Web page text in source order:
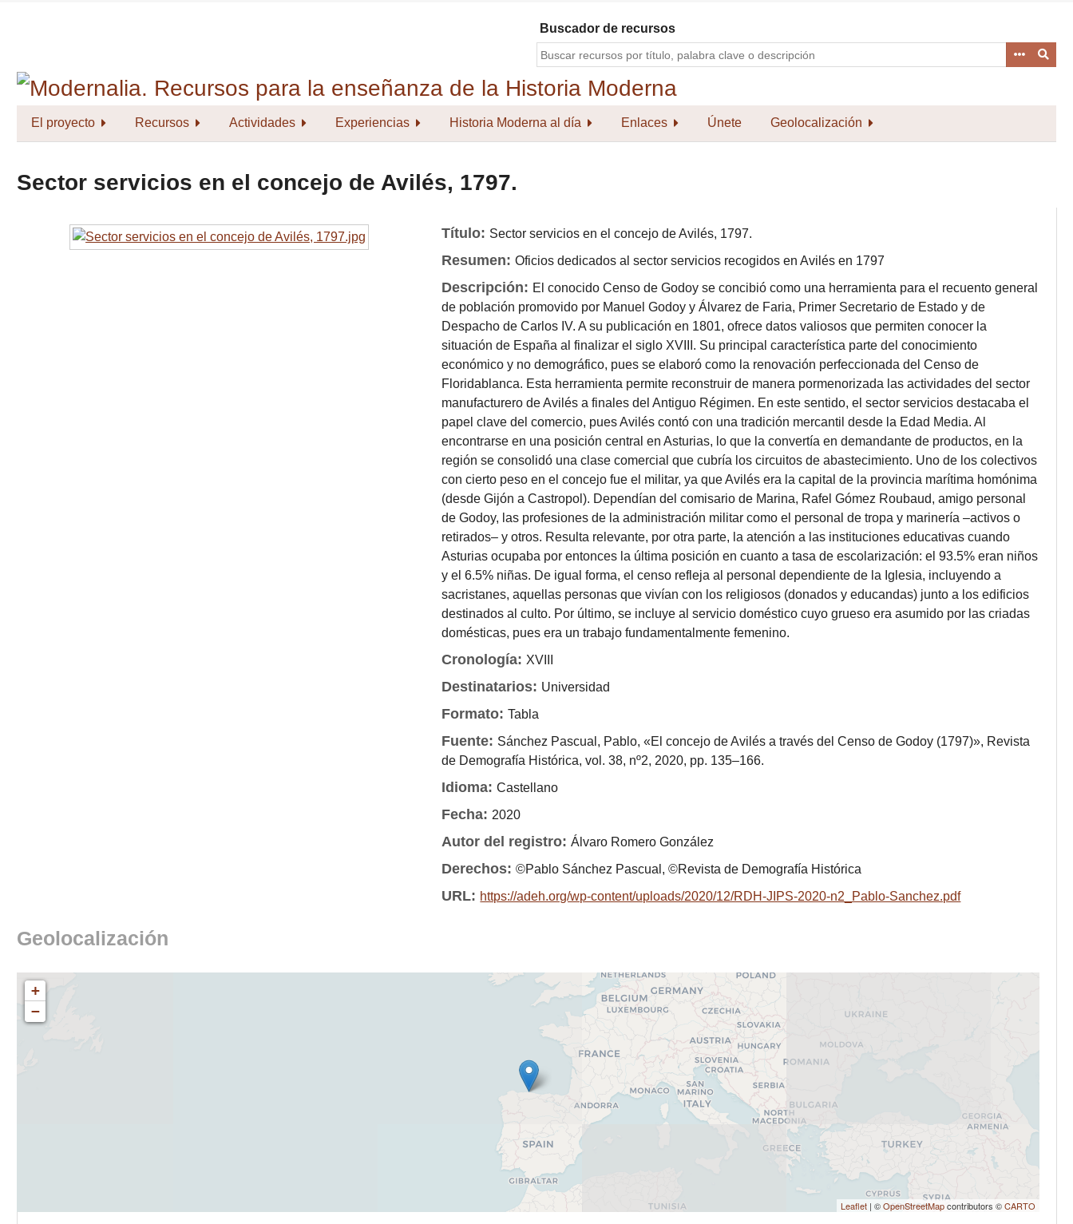
Buscador de recursos
El proyecto Recursos Actividades Experiencias Historia Moderna al día Enlaces Únete Geolocalización
Sector servicios en el concejo de Avilés, 1797.
Título: Sector servicios en el concejo de Avilés, 1797.
Resumen:Oficios dedicados al sector servicios recogidos en Avilés en 1797
Descripción: El conocido Censo de Godoy se concibió como una herramienta para el recuento general
de población promovido por Manuel Godoy y Álvarez de Faria, Primer Secretario de Estado y de
Despacho de Carlos IV. A su publicación en 1801, ofrece datos valiosos que permiten conocer la
situación de España al finalizar el siglo XVIII. Su principal característica parte del conocimiento
económico y no demográfico, pues se elaboró como la renovación perfeccionada del Censo de
Floridablanca. Esta herramienta permite reconstruir de manera pormenorizada las actividades del sector
manufacturero de Avilés a finales del Antiguo Régimen. En este sentido, el sector servicios destacaba el
papel clave del comercio, pues Avilés contó con una tradición mercantil desde la Edad Media. Al
encontrarse en una posición central en Asturias, lo que la convertía en demandante de productos, en la
región se consolidó una clase comercial que cubría los circuitos de abastecimiento. Uno de los colectivos
con cierto peso en el concejo fue el militar, ya que Avilés era la capital de la provincia marítima homónima
(desde Gijón a Castropol). Dependían del comisario de Marina, Rafel Gómez Roubaud, amigo personal
de Godoy, las profesiones de la administración militar como el personal de tropa y marinería –activos o
retirados– y otros. Resulta relevante, por otra parte, la atención a las instituciones educativas cuando
Asturias ocupaba por entonces la última posición en cuanto a tasa de escolarización: el 93.5% eran niños
y el 6.5% niñas. De igual forma, el censo refleja al personal dependiente de la Iglesia, incluyendo a
sacristanes, aquellas personas que vivían con los religiosos (donados y educandas) junto a los edificios
destinados al culto. Por último, se incluye al servicio doméstico cuyo grueso era asumido por las criadas
domésticas, pues era un trabajo fundamentalmente femenino.
Cronología: XVIII
Destinatarios: Universidad
Formato:Tabla
Fuente: Sánchez Pascual, Pablo, «El concejo de Avilés a través del Censo de Godoy (1797)», Revista
de Demografía Histórica, vol. 38, nº2, 2020, pp. 135–166.
Idioma:Castellano
Fecha: 2020
Autor del registro:Álvaro Romero González
Derechos:©Pablo Sánchez Pascual, ©Revista de Demografía Histórica
URL: https://adeh.org/wp-content/uploads/2020/12/RDH-JIPS-2020-n2_Pablo-Sanchez.pdf
Geolocalización
+
−
Leaflet | ©OpenStreetMapcontributors ©CARTO